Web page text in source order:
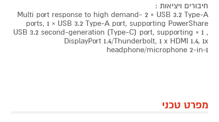
חיבורים ויציאות :
Multi port response to high demand- 2 × USB 3.2 Type-A
ports, 1 × USB 3.2 Type-A port, supporting PowerShare
, 1 × USB 3.2 second-generation (Type-C) port, supporting
DisplayPort 1.4/Thunderbolt, 1 x HDMI 1.4, 1x
headphone/microphone 2-in-1
מפרט טכני